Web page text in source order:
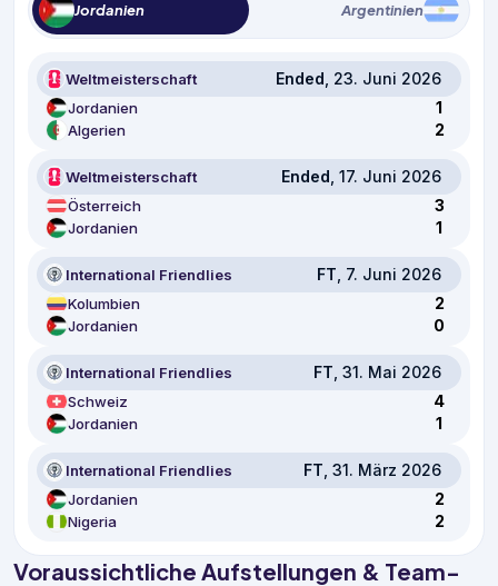
Jordanien Argentinien
Weltmeisterschaft Ended , 23. Juni 2026
Jordanien 1
Algerien 2
Weltmeisterschaft Ended , 17. Juni 2026
Österreich 3
Jordanien 1
International Friendlies FT , 7. Juni 2026
Kolumbien 2
Jordanien 0
International Friendlies FT , 31. Mai 2026
Schweiz 4
Jordanien 1
International Friendlies FT , 31. März 2026
Jordanien 2
Nigeria 2
Voraussichtliche Aufstellungen & Team-